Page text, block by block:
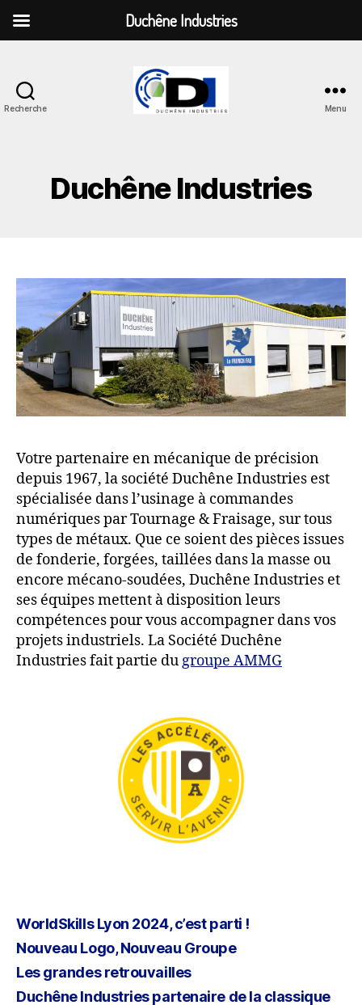
Recherche Menu
Duchêne Industries
Votre partenaire en mécanique de précision
depuis 1967, la société Duchêne Industries est
spécialisée dans l’usinage à commandes
numériques par Tournage & Fraisage, sur tous
types de métaux. Que ce soient des pièces issues
de fonderie, forgées, taillées dans la masse ou
encore mécano-soudées, Duchêne Industries et
ses équipes mettent à disposition leurs
compétences pour vous accompagner dans vos
projets industriels. La Société Duchêne
Industries fait partie dugroupe AMMG
WorldSkills Lyon 2024, c’est parti !
Nouveau Logo, Nouveau Groupe
Les grandes retrouvailles
Duchêne Industries partenaire de la classique
Duchêne Industries